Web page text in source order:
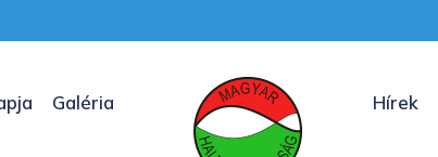
Galéria Hírek